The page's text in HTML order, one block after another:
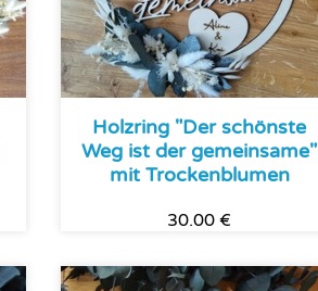
Holzring "Der schönste
Weg ist der gemeinsame"
mit Trockenblumen
30.00 €